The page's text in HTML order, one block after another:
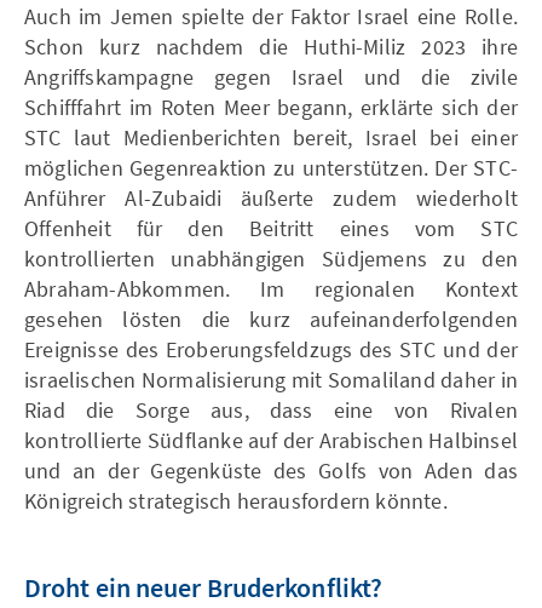
Auch im Jemen spielte der Faktor Israel eine Rolle.
Schon kurz nachdem die Huthi-Miliz 2023 ihre
Angriffskampagne gegen Israel und die zivile
Schifffahrt im Roten Meer begann, erklärte sich der
STC laut Medienberichten bereit, Israel bei einer
möglichen Gegenreaktion zu unterstützen. Der STC-
Anführer Al-Zubaidi äußerte zudem wiederholt
Offenheit für den Beitritt eines vom STC
kontrollierten unabhängigen Südjemens zu den
Abraham-Abkommen. Im regionalen Kontext
gesehen lösten die kurz aufeinanderfolgenden
Ereignisse des Eroberungsfeldzugs des STC und der
israelischen Normalisierung mit Somaliland daher in
Riad die Sorge aus, dass eine von Rivalen
kontrollierte Südflanke auf der Arabischen Halbinsel
und an der Gegenküste des Golfs von Aden das
Königreich strategisch herausfordern könnte.
Droht ein neuer Bruderkonflikt?